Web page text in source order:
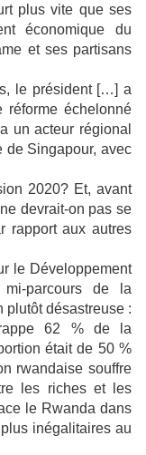
plus vite que ses
économique du
et ses partisans
le président […] a
échelonné
un acteur régional
de Singapour, avec
2020? Et, avant
devrait-on pas se
rapport aux autres
le Développement
parcours de la
plutôt désastreuse :
62 % de la
était de 50 %
rwandaise souffre
les riches et les
le Rwanda dans
inégalitaires au